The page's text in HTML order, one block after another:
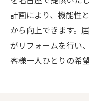
計画により、機能性
から向上できます。
がリフォームを行い
客様一人ひとりの希